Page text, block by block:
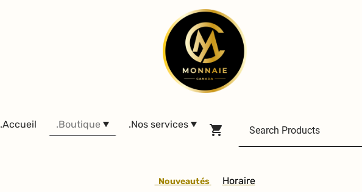
.Accueil .Boutique .Nos services
Nouveautés Horaire